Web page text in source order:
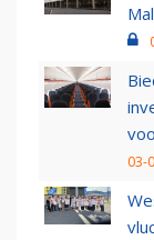
03-